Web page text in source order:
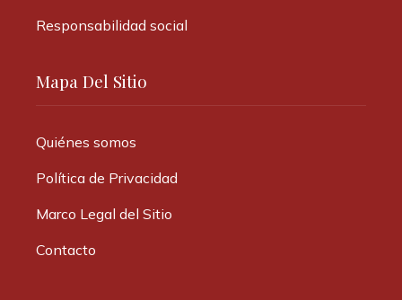
Responsabilidad social
Mapa Del Sitio
Quiénes somos
Política de Privacidad
Marco Legal del Sitio
Contacto